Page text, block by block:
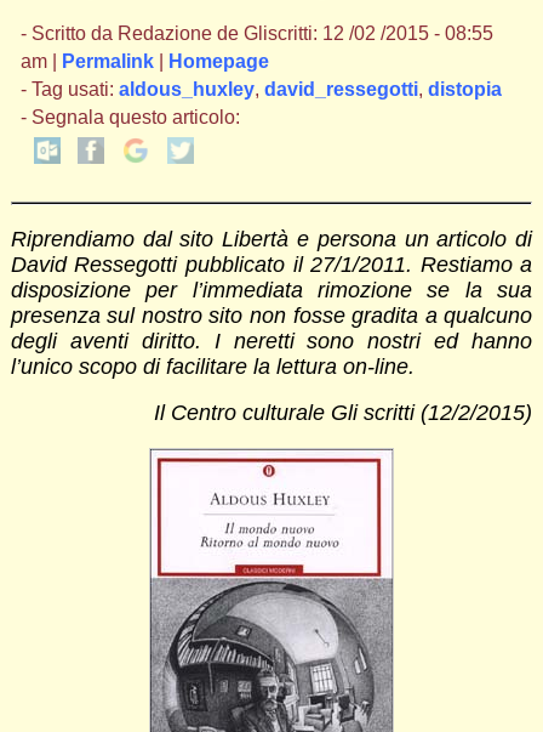
- Scritto da Redazione de Gliscritti: 12 /02 /2015 - 08:55
am |
Permalink|
Homepage
- Tag usati: aldous_huxley, david_ressegotti, distopia
- Segnala questo articolo:
Riprendiamo dal sito Libertà e persona un articolo di
David Ressegotti pubblicato il 27/1/2011. Restiamo a
disposizione per l’immediata rimozione se la sua
presenza sul nostro sito non fosse gradita a qualcuno
degli aventi diritto. I neretti sono nostri ed hanno
l’unico scopo di facilitare la lettura on-line.
Il Centro culturale Gli scritti (12/2/2015)